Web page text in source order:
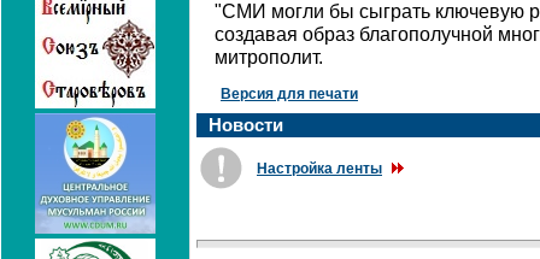
"СМИ могли бы сыграть ключевую
создавая образ благополучной
митрополит.
Версия для печати
Новости
Настройка ленты